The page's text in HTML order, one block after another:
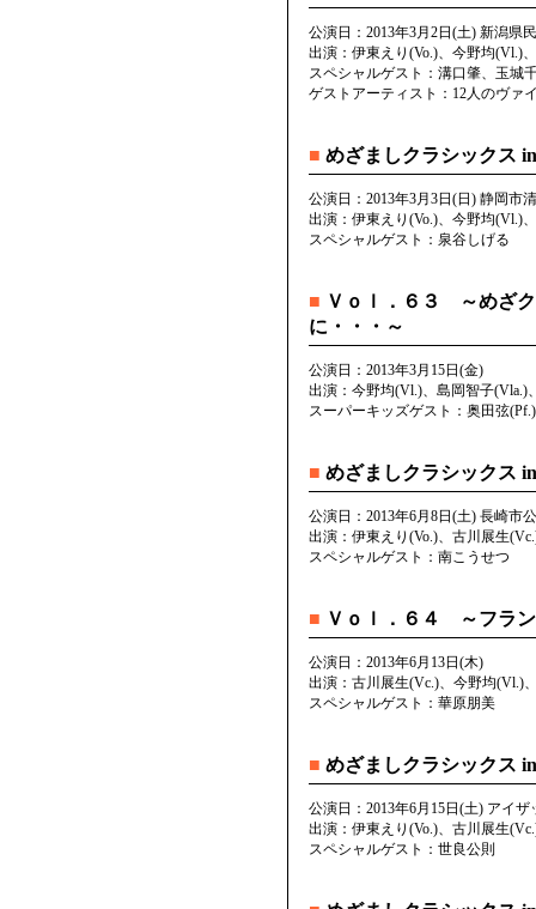
公演日：2013年3月2日(土) 新潟県
出演：伊東えり(Vo.)、今野均(Vl.)
スペシャルゲスト：溝口肇、玉城
ゲストアーティスト：12人のヴァ
■ めざましクラシックス
公演日：2013年3月3日(日) 静岡市
出演：伊東えり(Vo.)、今野均(Vl.)
スペシャルゲスト：泉谷しげる
■ Ｖｏｌ．６３ ～めざ
に・・・～
公演日：2013年3月15日(金)
出演：今野均(Vl.)、島岡智子(Vla.)
スーパーキッズゲスト：奥田弦
■ めざましクラシックス
公演日：2013年6月8日(土) 長崎市
出演：伊東えり(Vo.)、古川展生
スペシャルゲスト：南こうせつ
■ Ｖｏｌ．６４ ～フラ
公演日：2013年6月13日(木)
出演：古川展生(Vc.)、今野均(Vl.)
スペシャルゲスト：華原朋美
■ めざましクラシックス
公演日：2013年6月15日(土) アイ
出演：伊東えり(Vo.)、古川展生
スペシャルゲスト：世良公則